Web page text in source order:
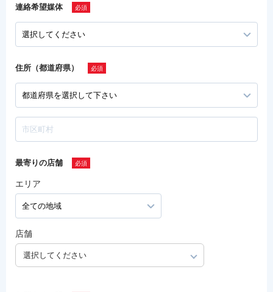
連絡希望媒体
住所（都道府県）
最寄りの店舗
エリア
店舗
選択してください